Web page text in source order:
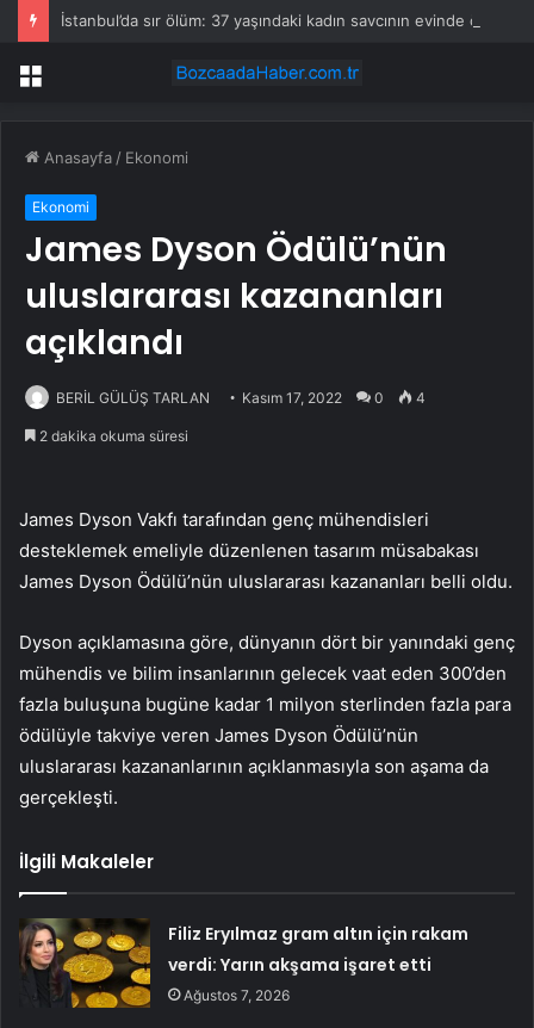
Menü
Anasayfa / Ekonomi
Ekonomi
James Dyson Ödülü’nün
uluslararası kazananları
açıklandı
BERİL GÜLÜŞ TARLAN Kasım 17, 2022 0 4
2 dakika okuma süresi
James Dyson Vakfı tarafından genç mühendisleri
desteklemek emeliyle düzenlenen tasarım müsabakası
James Dyson Ödülü’nün uluslararası kazananları belli oldu.
Dyson açıklamasına göre, dünyanın dört bir yanındaki genç
mühendis ve bilim insanlarının gelecek vaat eden 300’den
fazla buluşuna bugüne kadar 1 milyon sterlinden fazla para
ödülüyle takviye veren James Dyson Ödülü’nün
uluslararası kazananlarının açıklanmasıyla son aşama da
gerçekleşti.
İlgili Makaleler
Filiz Eryılmaz gram altın için rakam
verdi: Yarın akşama işaret etti
Ağustos 7, 2026